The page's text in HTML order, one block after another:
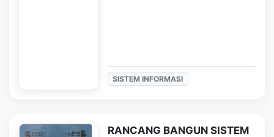
SISTEM INFORMASI
RANCANG BANGUN SISTEM